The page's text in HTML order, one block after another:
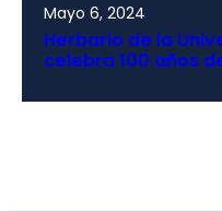
Mayo 6, 2024
Herbario de la
celebra 100 años